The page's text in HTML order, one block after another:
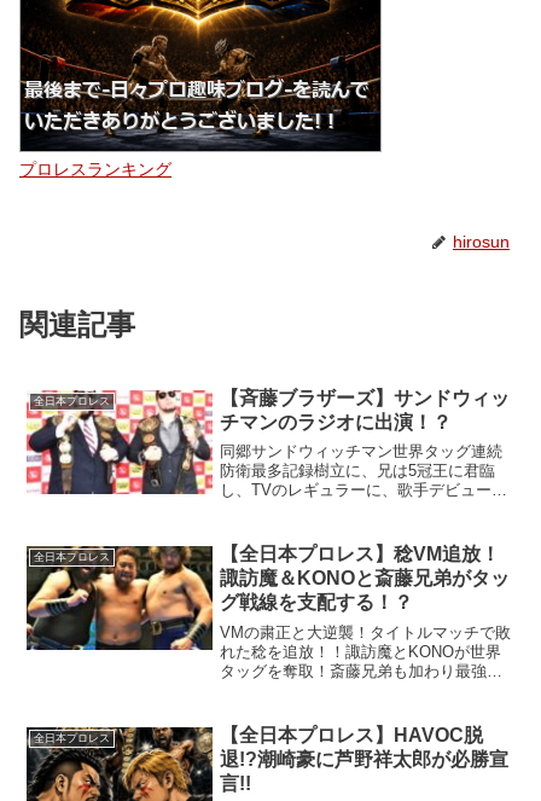
プロレスランキング
hirosun
関連記事
全日本プロレス
【斉藤ブラザーズ】サンドウィッ
チマンのラジオに出演！？
同郷サンドウィッチマン世界タッグ連続
防衛最多記録樹立に、兄は5冠王に君臨
し、TVのレギュラーに、歌手デビュー！
弟が、今度はなんと宮城県の同郷であ
り、現在、お笑い界...
全日本プロレス
【全日本プロレス】稔VM追放！
諏訪魔＆KONOと斎藤兄弟がタッ
グ戦線を支配する！？
VMの粛正と大逆襲！タイトルマッチで敗
れた稔を追放！！諏訪魔とKONOが世界
タッグを奪取！斎藤兄弟も加わり最強タ
全日本プロレス
【全日本プロレス】HAVOC脱
退!?潮崎豪に芦野祥太郎が必勝宣
言!!